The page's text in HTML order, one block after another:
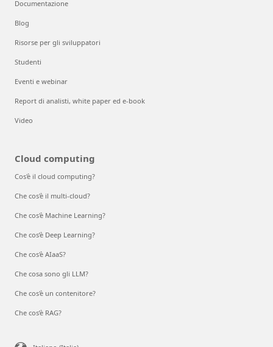
Documentazione
Blog
Risorse per gli sviluppatori
Studenti
Eventi e webinar
Report di analisti, white paper ed e-book
Video
Cloud computing
Cos'è il cloud computing?
Che cos'è il multi-cloud?
Che cos'è Machine Learning?
Che cos’è Deep Learning?
Che cos'è AIaaS?
Che cosa sono gli LLM?
Che cos'è un contenitore?
Che cos’è RAG?